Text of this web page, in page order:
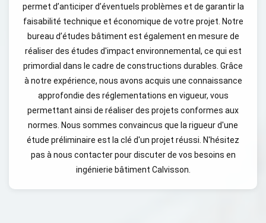
permet d’anticiper d’éventuels problèmes et de garantir la
faisabilité technique et économique de votre projet. Notre
bureau d’études bâtiment est également en mesure de
réaliser des études d'impact environnemental, ce qui est
primordial dans le cadre de constructions durables. Grâce
à notre expérience, nous avons acquis une connaissance
approfondie des réglementations en vigueur, vous
permettant ainsi de réaliser des projets conformes aux
normes. Nous sommes convaincus que la rigueur d'une
étude préliminaire est la clé d'un projet réussi. N'hésitez
pas à nous contacter pour discuter de vos besoins en
ingénierie bâtiment Calvisson.